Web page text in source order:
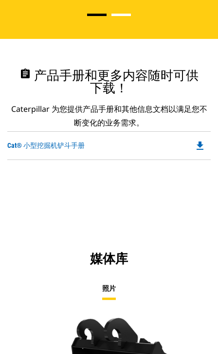
assignment 产品手册和更多内容随时可供
下载！
Caterpillar 为您提供产品手册和其他信息文档以满足您不
断变化的业务需求。
Cat® 小型挖掘机铲斗手册 file_download
媒体库
照片